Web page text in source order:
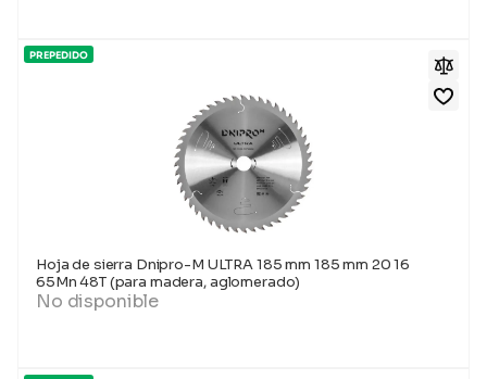
PREPEDIDO
Hoja de sierra Dnipro-M ULTRA 185 mm 185 mm 20 16
65Mn 48T (para madera, aglomerado)
No disponible